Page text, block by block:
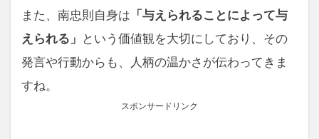
また、南忠則自身は 「与えられることによって与
えられる」 という価値観を大切にしており、その
発言や行動からも、人柄の温かさが伝わってきま
すね。
スポンサードリンク